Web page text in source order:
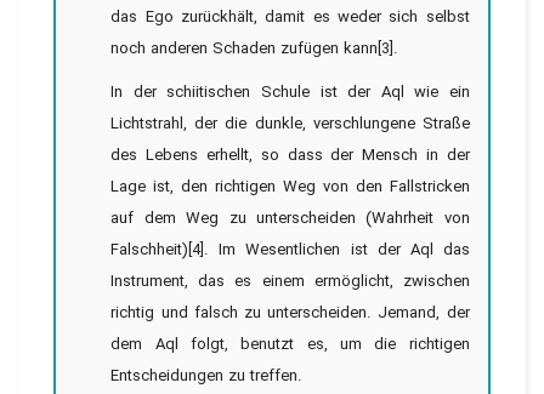
das Ego zurückhält, damit es weder sich selbst
noch anderen Schaden zufügen kann[3].
In der schiitischen Schule ist der Aql wie ein
Lichtstrahl, der die dunkle, verschlungene Straße
des Lebens erhellt, so dass der Mensch in der
Lage ist, den richtigen Weg von den Fallstricken
auf dem Weg zu unterscheiden (Wahrheit von
Falschheit)[4]. Im Wesentlichen ist der Aql das
Instrument, das es einem ermöglicht, zwischen
richtig und falsch zu unterscheiden. Jemand, der
dem Aql folgt, benutzt es, um die richtigen
Entscheidungen zu treffen.